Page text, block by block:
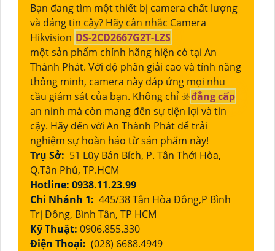
Bạn đang tìm một thiết bị camera chất lượng
và đáng tin cậy? Hãy cân nhắc Camera
Hikvision DS-2CD2667G2T-LZS
một sản phẩm chính hãng hiện có tại An
Thành Phát. Với độ phân giải cao và tính năng
thông minh, camera này đáp ứng mọi nhu
cầu giám sát của bạn. Không chỉ ☣️đẳng cấp
an ninh mà còn mang đến sự tiện lợi và tin
cậy. Hãy đến với An Thành Phát để trải
nghiệm sự hoàn hảo từ sản phẩm này!
Trụ Sở: 51 Lũy Bán Bích, P. Tân Thới Hòa,
Q.Tân Phú, TP.HCM
Hotline: 0938.11.23.99
Chi Nhánh 1: 445/38 Tân Hòa Đông,P Bình
Trị Đông, Bình Tân, TP HCM
Kỹ Thuật: 0906.855.330
Điện Thoại: (028) 6688.4949